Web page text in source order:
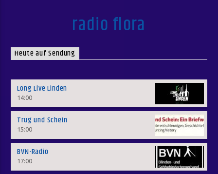
radio flora
Heute auf Sendung
Long Live Linden
14:00
Trug und Schein
15:00
BVN-Radio
17:00